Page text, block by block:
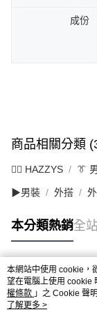
成份
商品相關分類
🐕‍🦺 HAZZYS 👔
▶男裝 外搭
本分類熱銷全
熱門標籤
本網站中使用 cookie，
望在電腦上使用 cookie
權條款 」之 Cookie 聲
用條款之 Cookie 聲明使
了解更多 >